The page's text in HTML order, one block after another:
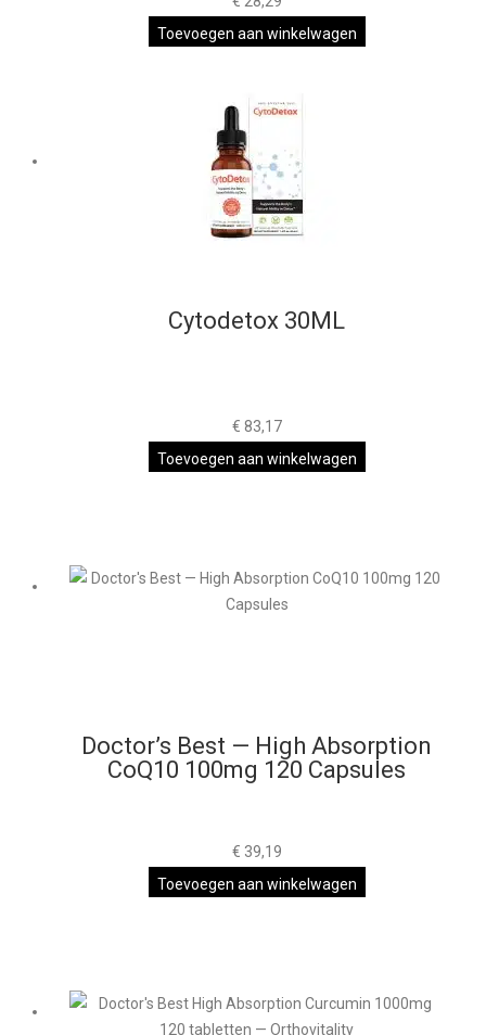
Toevoegen aan winkelwagen
Cytodetox 30ML
€ 83,17
Toevoegen aan winkelwagen
Doctor’s Best — High Absorption
CoQ10 100mg 120 Capsules
€ 39,19
Toevoegen aan winkelwagen